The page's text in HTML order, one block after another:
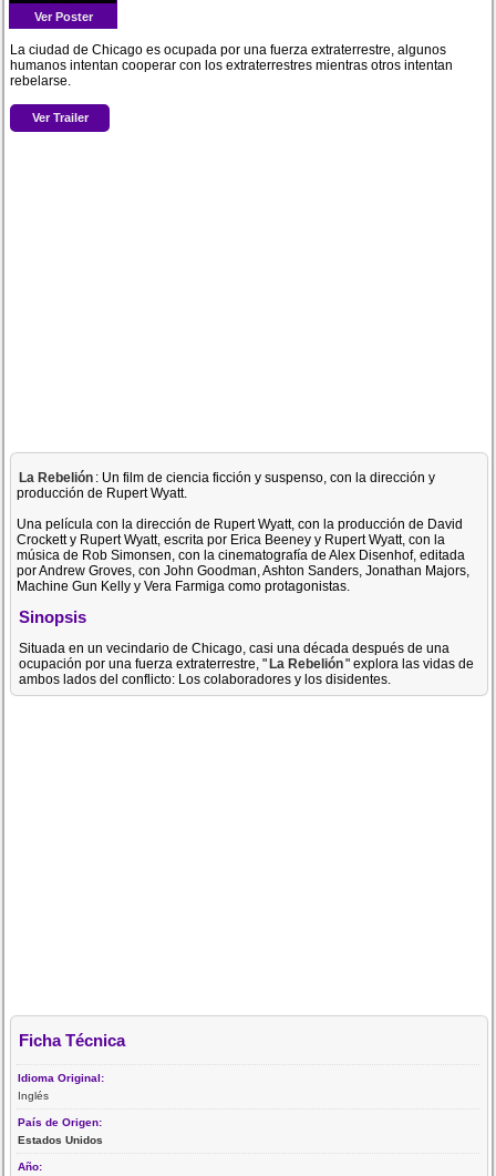
Ver Poster
La ciudad de Chicago es ocupada por una fuerza extraterrestre, algunos
humanos intentan cooperar con los extraterrestres mientras otros intentan
rebelarse.
Ver Trailer
La Rebelión : Un film de ciencia ficción y suspenso, con la dirección y
producción de Rupert Wyatt.
Una película con la dirección de Rupert Wyatt, con la producción de David
Crockett y Rupert Wyatt, escrita por Erica Beeney y Rupert Wyatt, con la
música de Rob Simonsen, con la cinematografía de Alex Disenhof, editada
por Andrew Groves, con John Goodman, Ashton Sanders, Jonathan Majors,
Machine Gun Kelly y Vera Farmiga como protagonistas.
Sinopsis
Situada en un vecindario de Chicago, casi una década después de una
ocupación por una fuerza extraterrestre, "La Rebelión" explora las vidas de
ambos lados del conflicto: Los colaboradores y los disidentes.
Ficha Técnica
Idioma Original:
Inglés
País de Origen:
Estados Unidos
Año: